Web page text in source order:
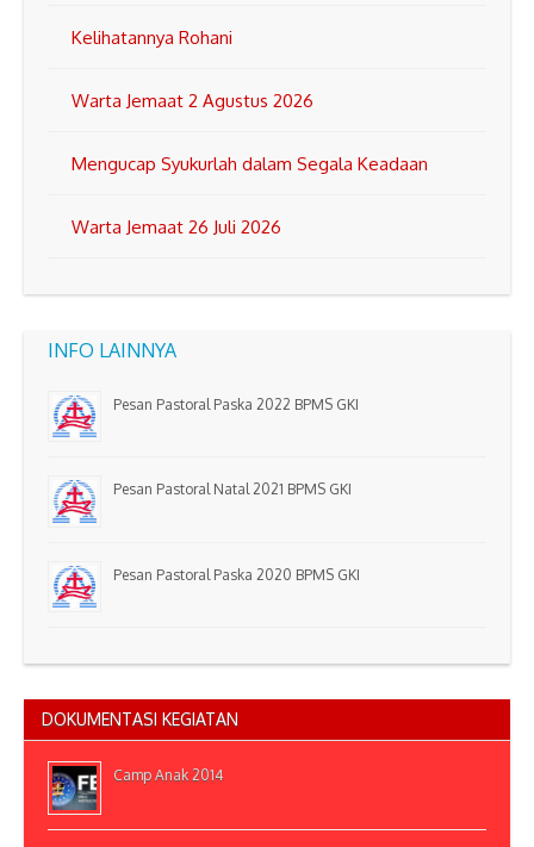
Kelihatannya Rohani
Warta Jemaat 2 Agustus 2026
Mengucap Syukurlah dalam Segala Keadaan
Warta Jemaat 26 Juli 2026
INFO LAINNYA
Pesan Pastoral Paska 2022 BPMS GKI
Pesan Pastoral Natal 2021 BPMS GKI
Pesan Pastoral Paska 2020 BPMS GKI
DOKUMENTASI KEGIATAN
Camp Anak 2014